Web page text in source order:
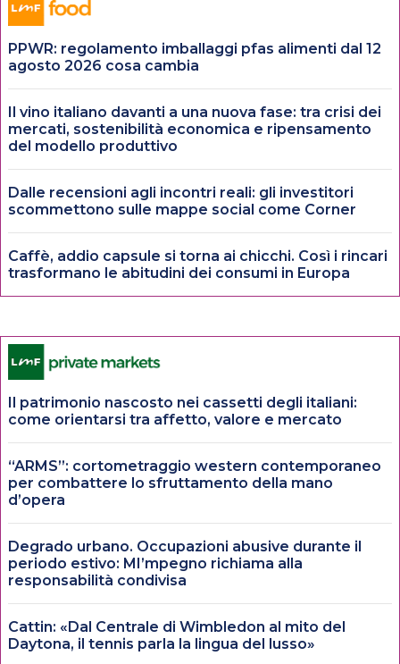
PPWR: regolamento imballaggi pfas alimenti dal 12
agosto 2026 cosa cambia
Il vino italiano davanti a una nuova fase: tra crisi dei
mercati, sostenibilità economica e ripensamento
del modello produttivo
Dalle recensioni agli incontri reali: gli investitori
scommettono sulle mappe social come Corner
Caffè, addio capsule si torna ai chicchi. Così i rincari
trasformano le abitudini dei consumi in Europa
Il patrimonio nascosto nei cassetti degli italiani:
come orientarsi tra affetto, valore e mercato
“ARMS”: cortometraggio western contemporaneo
per combattere lo sfruttamento della mano
d’opera
Degrado urbano. Occupazioni abusive durante il
periodo estivo: MI’mpegno richiama alla
responsabilità condivisa
Cattin: «Dal Centrale di Wimbledon al mito del
Daytona, il tennis parla la lingua del lusso»